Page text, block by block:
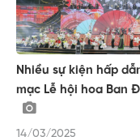
Nhiều sự kiện hấp
mạc Lễ hội hoa Ban
14/03/2025